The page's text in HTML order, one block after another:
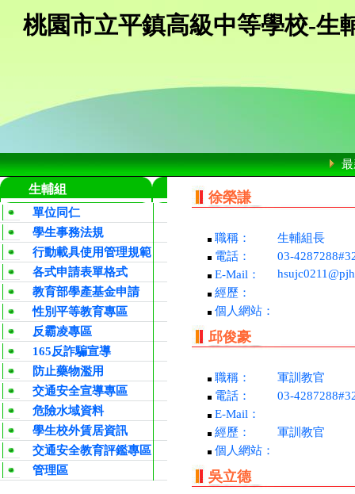
桃園市立平鎮高級中等學校-生
生輔組
單位同仁
學生事務法規
行動載具使用管理規範
各式申請表單格式
教育部學產基金申請
性別平等教育專區
反霸凌專區
165反詐騙宣導
防止藥物濫用
交通安全宣導專區
危險水域資料
學生校外賃居資訊
交通安全教育評鑑專區
管理區
徐榮謙
職稱：
生輔組長
電話：
03-
E-Mail：
經歷：
個人網站：
邱俊豪
職稱：
軍訓教官
電話：
03-
E-Mail：
經歷：
軍訓教官
個人網站：
吳立德